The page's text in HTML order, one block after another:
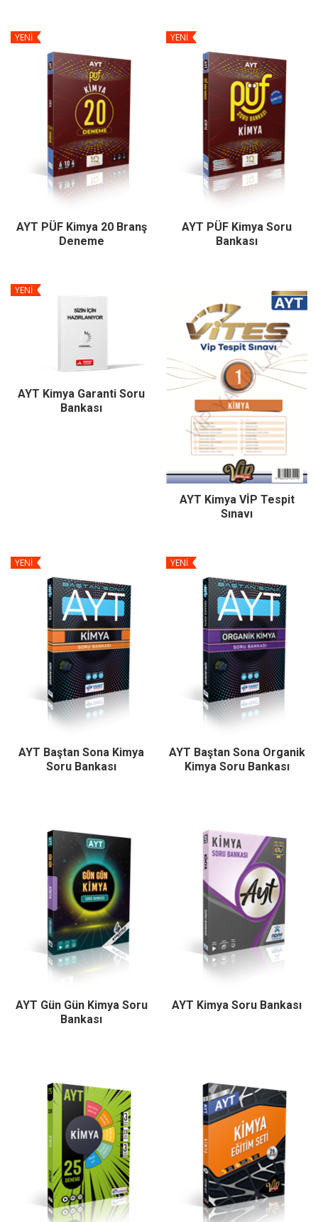
YENİ
AYT PÜF Kimya 20 Branş
Deneme
YENİ
AYT PÜF Kimya Soru
Bankası
YENİ
AYT Kimya Garanti Soru
Bankası
AYT Kimya VİP Tespit
Sınavı
YENİ
AYT Baştan Sona Kimya
Soru Bankası
YENİ
AYT Baştan Sona Organik
Kimya Soru Bankası
AYT Gün Gün Kimya Soru
Bankası
AYT Kimya Soru Bankası